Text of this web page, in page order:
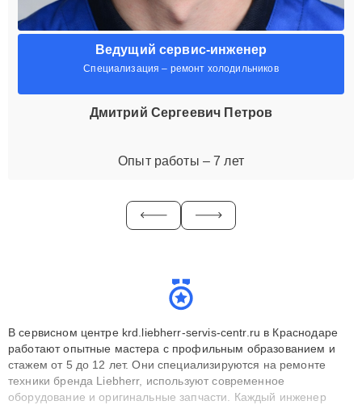
Ведущий сервис-инженер
Специализация – ремонт холодильников
Дмитрий Сергеевич Петров
Опыт работы – 7 лет
В сервисном центре krd.liebherr-servis-centr.ru в Краснодаре
работают опытные мастера с профильным образованием и
стажем от 5 до 12 лет. Они специализируются на ремонте
техники бренда Liebherr, используют современное
оборудование и оригинальные запчасти. Каждый инженер